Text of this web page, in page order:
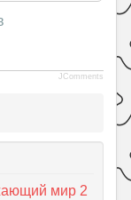
JComments
мир 2